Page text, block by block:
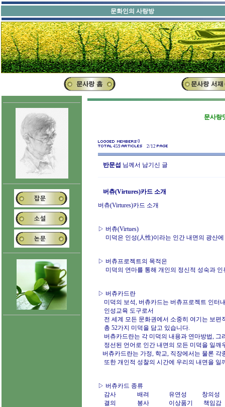
문화인의 사랑방
문사랑
0
459
2/12
반문섭 님께서 남기신 글
버츄(Virtures)카드 소개
버츄(Virtures)카드 소개
▷ 버츄(Virtues)
미덕은 인성(人性)이라는 인간 내면의 광산
▷ 버츄프로젝트의 목적은
미덕의 연마를 통해 개인의 정신적 성숙과 인
▷ 버츄카드란
미덕의 보석, 버츄카드는 버츄프로젝트 인터내
인성교육 도구로서
전 세계 모든 문화권에서 소중히 여기는 보편
총 52가지 미덕을 담고 있습니다.
버츄카드란는 각 미덕의 내용과 연마방법, 그
정선된 언어로 인간 내면의 모든 미덕을 일깨
버츄카드란는 가정, 학교, 직장에서는 물론 각
또한 개인적 성찰의 시간에 우리의 내면을 일
▷ 버츄카드 종류
감사 배려 유연성 창의성
결의 봉사 이상품기 책임감